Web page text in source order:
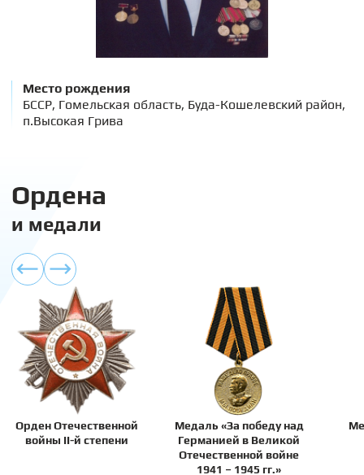
Место рождения
БССР, Гомельская область, Буда-Кошелевский район,
п.Высокая Грива
Ордена
и медали
Орден Отечественной
войны II-й степени
Медаль «За победу над
Германией в Великой
Отечественной войне
1941 – 1945 гг.»